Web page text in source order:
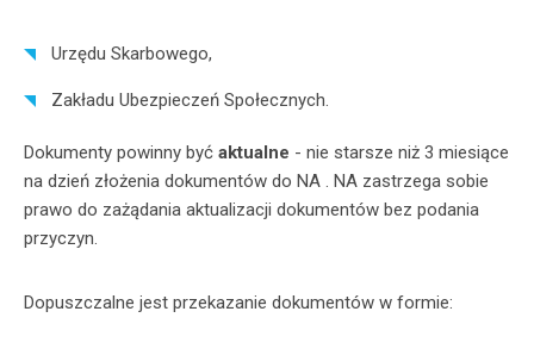
Urzędu Skarbowego,
Zakładu Ubezpieczeń Społecznych.
Dokumenty powinny być aktualne - nie starsze niż 3 miesiące
na dzień złożenia dokumentów do NA . NA zastrzega sobie
prawo do zażądania aktualizacji dokumentów bez podania
przyczyn.
Dopuszczalne jest przekazanie dokumentów w formie: